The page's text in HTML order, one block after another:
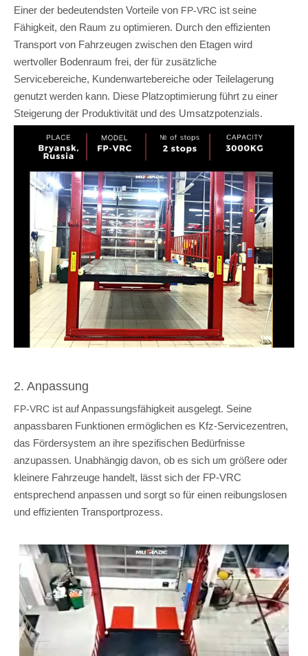
Einer der bedeutendsten Vorteile von FP-VRC ist seine
Fähigkeit, den Raum zu optimieren. Durch den effizienten
Transport von Fahrzeugen zwischen den Etagen wird
wertvoller Bodenraum frei, der für zusätzliche
Servicebereiche, Kundenwartebereiche oder Teilelagerung
genutzt werden kann. Diese Platzoptimierung führt zu einer
Steigerung der Produktivität und des Umsatzpotenzials.
2. Anpassung
FP-VRC ist auf Anpassungsfähigkeit ausgelegt. Seine
anpassbaren Funktionen ermöglichen es Kfz-Servicezentren,
das Fördersystem an ihre spezifischen Bedürfnisse
anzupassen. Unabhängig davon, ob es sich um größere oder
kleinere Fahrzeuge handelt, lässt sich der FP-VRC
entsprechend anpassen und sorgt so für einen reibungslosen
und effizienten Transportprozess.